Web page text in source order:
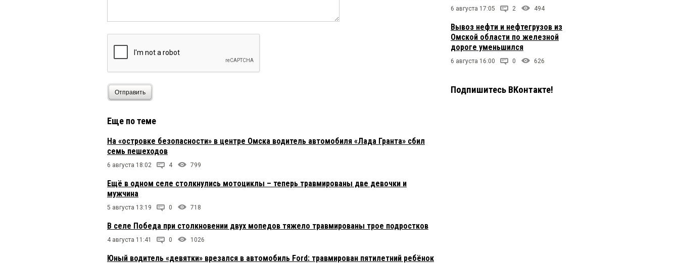
Отправить
Еще по теме
На «островке безопасности» в центре Омска водитель автомобиля «Лада Гранта» сбил
семь пешеходов
6 августа 18:02 4 799
Ещё в одном селе столкнулись мотоциклы – теперь травмированы две девочки и
мужчина
5 августа 13:19 0 718
В селе Победа при столкновении двух мопедов тяжело травмированы трое подростков
4 августа 11:41 0 1026
Юный водитель «девятки» врезался в автомобиль Ford: травмирован пятилетний ребёнок
6 августа 17:05 2 494
Вывоз нефти и нефтегрузов из
Омской области по железной
дороге уменьшился
6 августа 16:00 0 626
Подпишитесь ВКонтакте!